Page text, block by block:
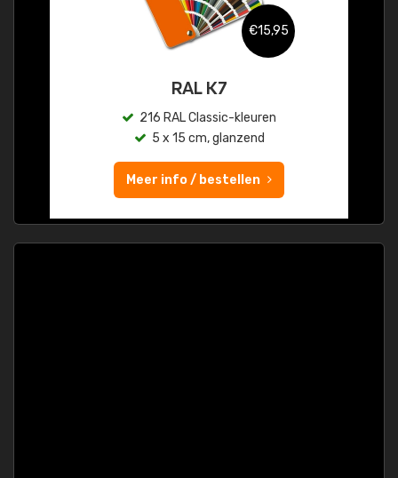
€15,95
RAL K7
216 RAL Classic-kleuren
5 x 15 cm, glanzend
Meer info / bestellen